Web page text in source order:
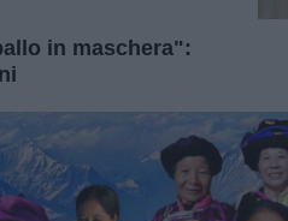
in maschera":